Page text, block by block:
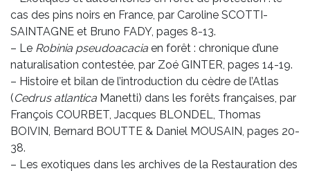
cas des pins noirs en France, par Caroline SCOTTI-
SAINTAGNE et Bruno FADY, pages 8-13.
– Le Robinia pseudoacacia en forêt : chronique d’une
naturalisation contestée, par Zoé GINTER, pages 14-19.
– Histoire et bilan de l’introduction du cèdre de l’Atlas
(Cedrus atlantica Manetti) dans les forêts françaises, par
François COURBET, Jacques BLONDEL, Thomas
BOIVIN, Bernard BOUTTE & Daniel MOUSAIN, pages 20-
38.
– Les exotiques dans les archives de la Restauration des